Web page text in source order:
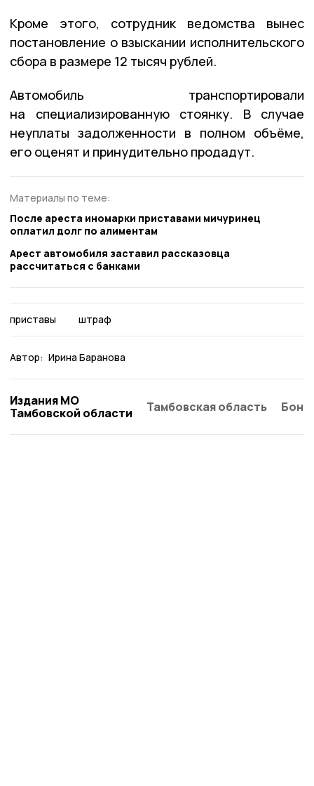
Кроме этого, сотрудник ведомства вынес
постановление о взыскании исполнительского
сбора в размере 12 тысяч рублей.
Автомобиль транспортировали
на специализированную стоянку. В случае
неуплаты задолженности в полном объёме,
его оценят и принудительно продадут.
Материалы по теме:
После ареста иномарки приставами мичуринец
оплатил долг по алиментам
Арест автомобиля заставил рассказовца
рассчитаться с банками
приставы штраф
Автор: Ирина Баранова
Издания МО
Тамбовской области
Тамбовская область